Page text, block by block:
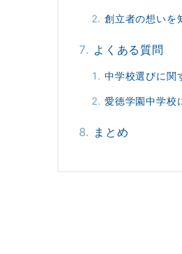
創立者の想いを
よくある質問
中学校選びに関
愛徳学園中学校
まとめ